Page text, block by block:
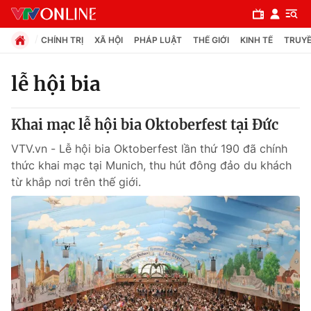
Chuyên mục
Xã hội
Pháp luật
Y tế
Thế giới
CHÍNH TRỊ XÃ HỘI PHÁP LUẬT THẾ GIỚI KINH TẾ
lễ hội bia
Khai mạc lễ hội bia Oktoberfest tại Đức
VTV.vn - Lễ hội bia Oktoberfest lần thứ 190 đã chính
thức khai mạc tại Munich, thu hút đông đảo du khách
từ khắp nơi trên thế giới.